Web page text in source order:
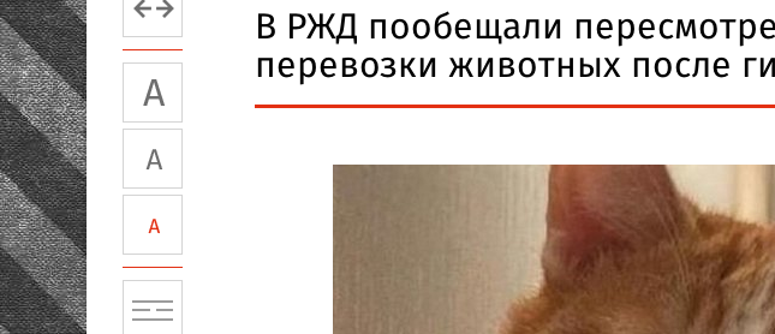
В РЖД пообещали
перевозки животных после